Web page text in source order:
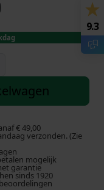
€ 49,00
verzonden. (Zie
mogelijk
garantie
sinds 1920
9.3